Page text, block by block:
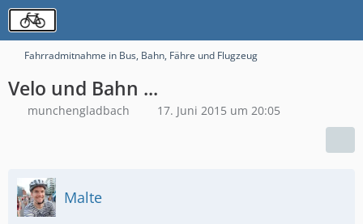
Fahrradmitnahme in Bus, Bahn, Fähre und Flugzeug
Velo und Bahn ...
munchengladbach 17. Juni 2015 um 20:05
Malte